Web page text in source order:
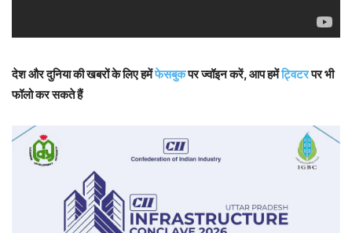
देश और दुनिया की खबरों के लिए हमेंफेसबुकपर ज्वॉइन करें, आप हमेंट्विटरपर भी
फॉलो कर सकते हैं